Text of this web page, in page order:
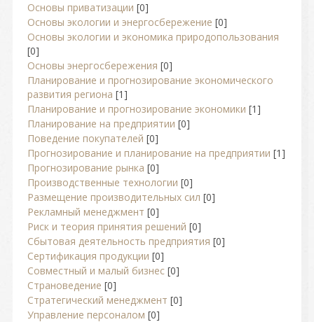
Основы приватизации [0]
Основы экологии и энергосбережение [0]
Основы экологии и экономика природопользования
[0]
Основы энергосбережения [0]
Планирование и прогнозирование экономического
развития региона [1]
Планирование и прогнозирование экономики [1]
Планирование на предприятии [0]
Поведение покупателей [0]
Прогнозирование и планирование на предприятии [1]
Прогнозирование рынка [0]
Производственные технологии [0]
Размещение производительных сил [0]
Рекламный менеджмент [0]
Риск и теория принятия решений [0]
Сбытовая деятельность предприятия [0]
Сертификация продукции [0]
Совместный и малый бизнес [0]
Страноведение [0]
Стратегический менеджмент [0]
Управление персоналом [0]